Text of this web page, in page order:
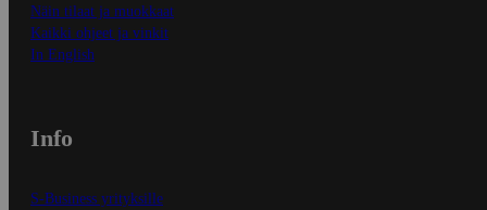
Näin tilaat ja muokkaat
Kaikki ohjeet ja vinkit
In English
Info
S-Business yrityksille